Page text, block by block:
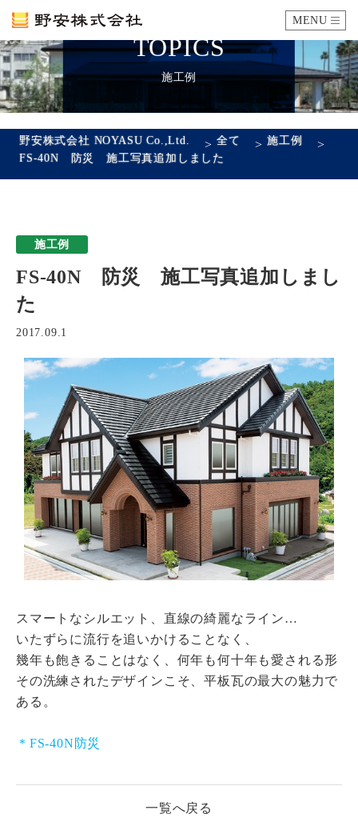
MENU
カタログ
瓦ができるまで
会社概要 沿革 代表あいさつ アクセス
採用情報
開発ストーリー 商品情報 Kawara Collaboration
お問い合わせ プライバシーポリシー サイトマップ
TOPICS
施工例
野安株式会社 NOYASU Co.,Ltd. >全て >施工例 >
FS-40N 防災 施工写真追加しました
施工例
FS-40N 防災 施工写真追加しまし
た
2017.09.1
スマートなシルエット、直線の綺麗なライン…
いたずらに流行を追いかけることなく、
幾年も飽きることはなく、何年も何十年も愛される形
その洗練されたデザインこそ、平板瓦の最大の魅力で
ある。
＊FS-40N防災
一覧へ戻る